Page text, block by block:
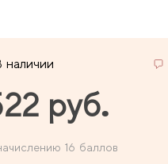
наличии
руб.
16 баллов